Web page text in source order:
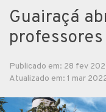
Guairaçá
Publicado em: 28 fev
Atualizado em: 1 mar